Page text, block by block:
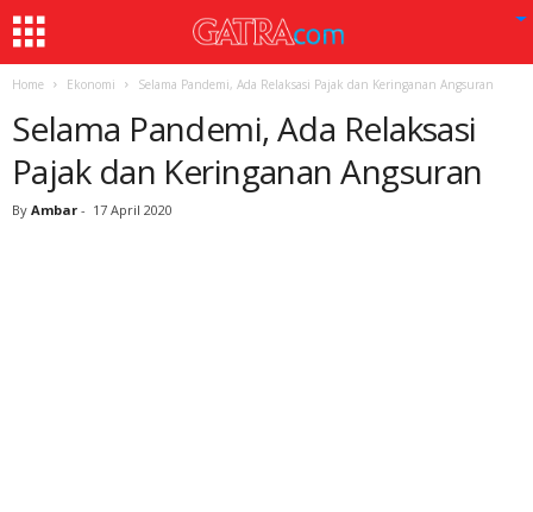
Home Ekonomi Selama Pandemi, Ada Relaksasi Pajak dan Keringanan Angsuran
Selama Pandemi, Ada Relaksasi
Pajak dan Keringanan Angsuran
By Ambar - 17 April 2020